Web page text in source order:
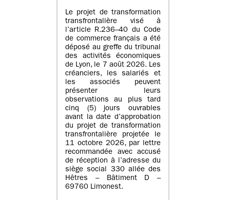
Le projet de transformation
transfrontalière visé à
l’article R.236–40 du Code
de commerce français a été
déposé au greffe du tribunal
des activités économiques
de Lyon, le 7 août 2026. Les
créanciers, les salariés et
les associés peuvent
présenter leurs
observations au plus tard
cinq (5) jours ouvrables
avant la date d’approbation
du projet de transformation
transfrontalière projetée le
11 octobre 2026, par lettre
recommandée avec accusé
de réception à l’adresse du
siège social 330 allée des
Hêtres – Bâtiment D –
69760 Limonest.